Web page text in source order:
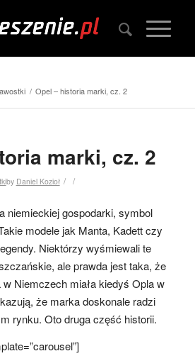
/ Opel – historia marki, cz. 2
marki, cz. 2
/ /
by Daniel Kozioł
niemieckiej gospodarki, symbol
modele jak Manta, Kadett czy
Niektórzy wyśmiewali te
ale prawda jest taka, że
Niemczech miała kiedyś Opla w
że marka doskonale radzi
rynku. Oto druga część historii.